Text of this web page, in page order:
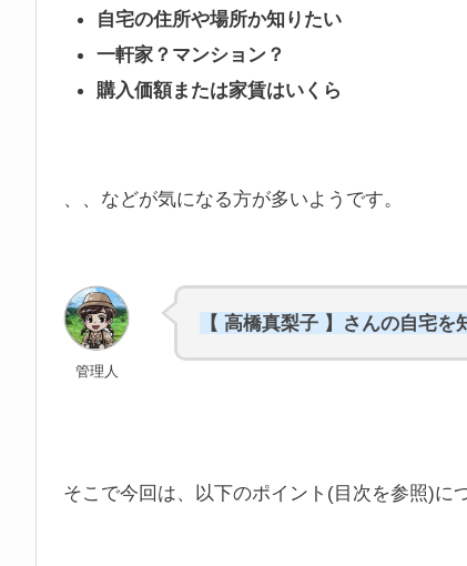
自宅の住所や場所か知りたい
一軒家？マンション？
購入価額または家賃はいくら
、、などが気になる方が多いようです。
管理人
【 高橋真梨子 】さんの自宅
そこで今回は、以下のポイント(目次を参照)に